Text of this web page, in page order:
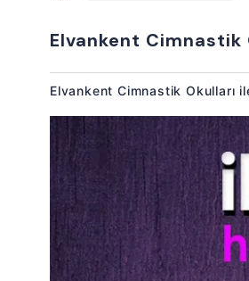
Elvankent Cimnastik
Elvankent Cimnastik Okulları